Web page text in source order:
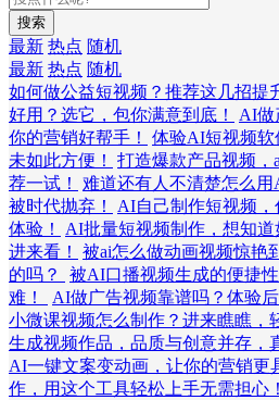
搜索
最新 热点 随机
最新 热点 随机
如何做公益短视频？推荐这几招提
好用？选它，包你满意到底！
AI做
你的营销好帮手！
体验AI短视频软
未如此方便！
打造爆款产品视频，
荐一试！
难道还有人不清楚怎么
被时代抛弃！
AI自己制作短视频
体验！
AI批量短视频制作，想知
进来看！
被ai怎么做动画视频惊艳
的吗？
被AI口播视频生成的便捷
难！
AI做广告视频靠谱吗？体验
小微课视频怎么制作？进来瞧瞧，
生成视频作品，品质与创意并存，
AI一键文案变动画，让你的营销更
作，用这个工具轻松上手无需担心！